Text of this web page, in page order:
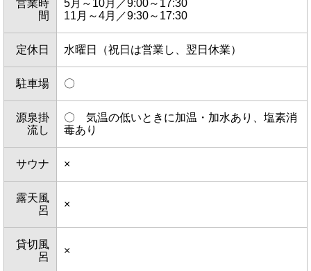
営業時
間
5月～10月／9:00～17:30
11月～4月／9:30～17:30
定休日 水曜日（祝日は営業し、翌日休業）
駐車場 〇
源泉掛
流し
〇 気温の低いときに加温・加水あり、塩素消
毒あり
サウナ ×
露天風
呂
×
貸切風
呂
×